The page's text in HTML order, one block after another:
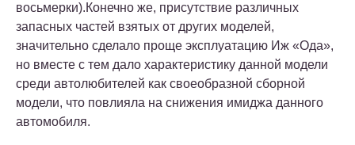
восьмерки).Конечно же, присутствие различных
запасных частей взятых от других моделей,
значительно сделало проще эксплуатацию Иж «Ода»,
но вместе с тем дало характеристику данной модели
среди автолюбителей как своеобразной сборной
модели, что повлияла на снижения имиджа данного
автомобиля.